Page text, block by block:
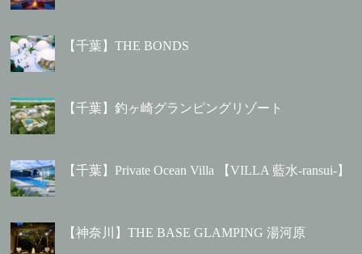
【千葉】THE BONDS
【千葉】釣ヶ崎グランピングリゾート
【千葉】Private Ocean Villa 【VILLA 藍水-ransui-】
【神奈川】THE BASE GLAMPING 湯河原